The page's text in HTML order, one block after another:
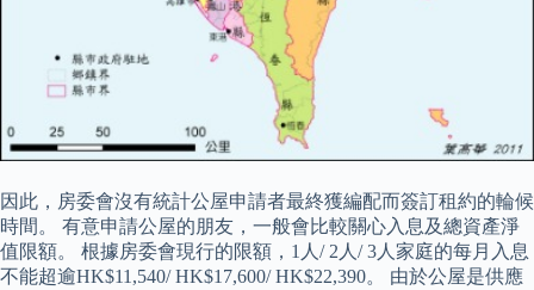
因此，房委會沒有統計公屋申請者最終獲編配而簽訂租約的輪候
時間。 有意申請公屋的朋友，一般會比較關心入息及總資產淨
值限額。 根據房委會現行的限額，1人/ 2人/ 3人家庭的每月入息
不能超逾HK$11,540/ HK$17,600/ HK$22,390。 由於公屋是供應